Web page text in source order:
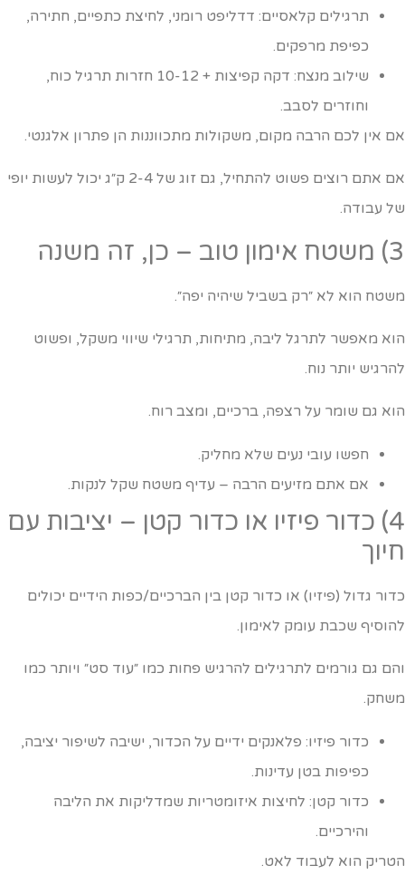
תרגילים קלאסיים: דדליפט רומני, לחיצת כתפיים, חתירה,
כפיפת מרפקים.
שילוב מנצח: דקה קפיצות + 10-12 חזרות תרגיל כוח,
וחוזרים לסבב.
אין לכם הרבה מקום, משקולות מתכווננות הן פתרון אלגנטי.
אם אתם רוצים פשוט להתחיל, גם זוג של 2-4 ק״ג יכול לעשות יופי
עבודה.
זה משנה
הוא לא ״רק בשביל שיהיה יפה״.
מאפשר לתרגל ליבה, מתיחות, תרגילי שיווי משקל, ופשוט
יותר נוח.
גם שומר על רצפה, ברכיים, ומצב רוח.
חפשו עובי נעים שלא מחליק.
אם אתם מזיעים הרבה – עדיף משטח שקל לנקות.
4) כדור פיזיו או כדור קטן – יציבות עם
גדול (פיזיו) או כדור קטן בין הברכיים/כפות הידיים יכולים
שכבת עומק לאימון.
גם גורמים לתרגילים להרגיש פחות כמו ״עוד סט״ ויותר כמו
כדור פיזיו: פלאנקים ידיים על הכדור, ישיבה לשיפור יציבה,
כפיפות בטן עדינות.
כדור קטן: לחיצות איזומטריות שמדליקות את הליבה
והירכיים.
הוא לעבוד לאט.